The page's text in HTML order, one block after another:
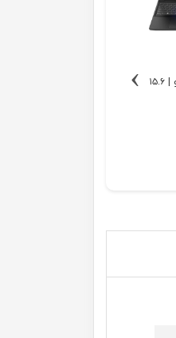
GAMING3-IB لنوو | ۱۵.۶
›